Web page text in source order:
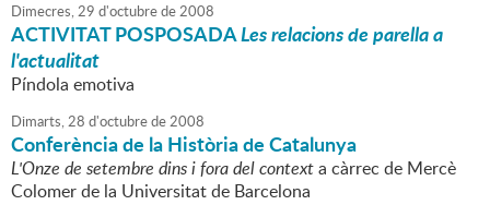
Dimecres,29 d'octubrede2008
ACTIVITAT POSPOSADALes relacions de parella a
l'actualitat
Píndola emotiva
Dimarts,28 d'octubrede2008
Conferència de la Història de Catalunya
L'Onze de setembre dins i fora del contexta càrrec de Mercè
Colomer de la Universitat de Barcelona